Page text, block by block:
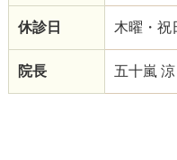
休診日 木曜・祝
院長 五十嵐 涼